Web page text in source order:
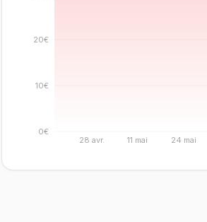
28 avr. 11 mai 24 mai
0€
10€
20€